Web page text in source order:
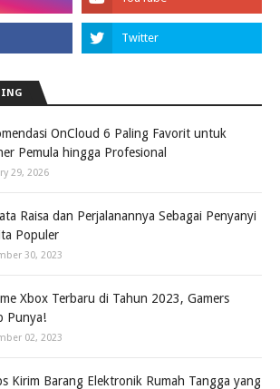
OnCloud 6 Paling Favorit untuk
Pemula hingga Profesional
29, 2026
Raisa dan Perjalanannya Sebagai Penyanyi
Populer
30, 2023
Xbox Terbaru di Tahun 2023, Gamers
Punya!
02, 2023
Kirim Barang Elektronik Rumah Tangga yang